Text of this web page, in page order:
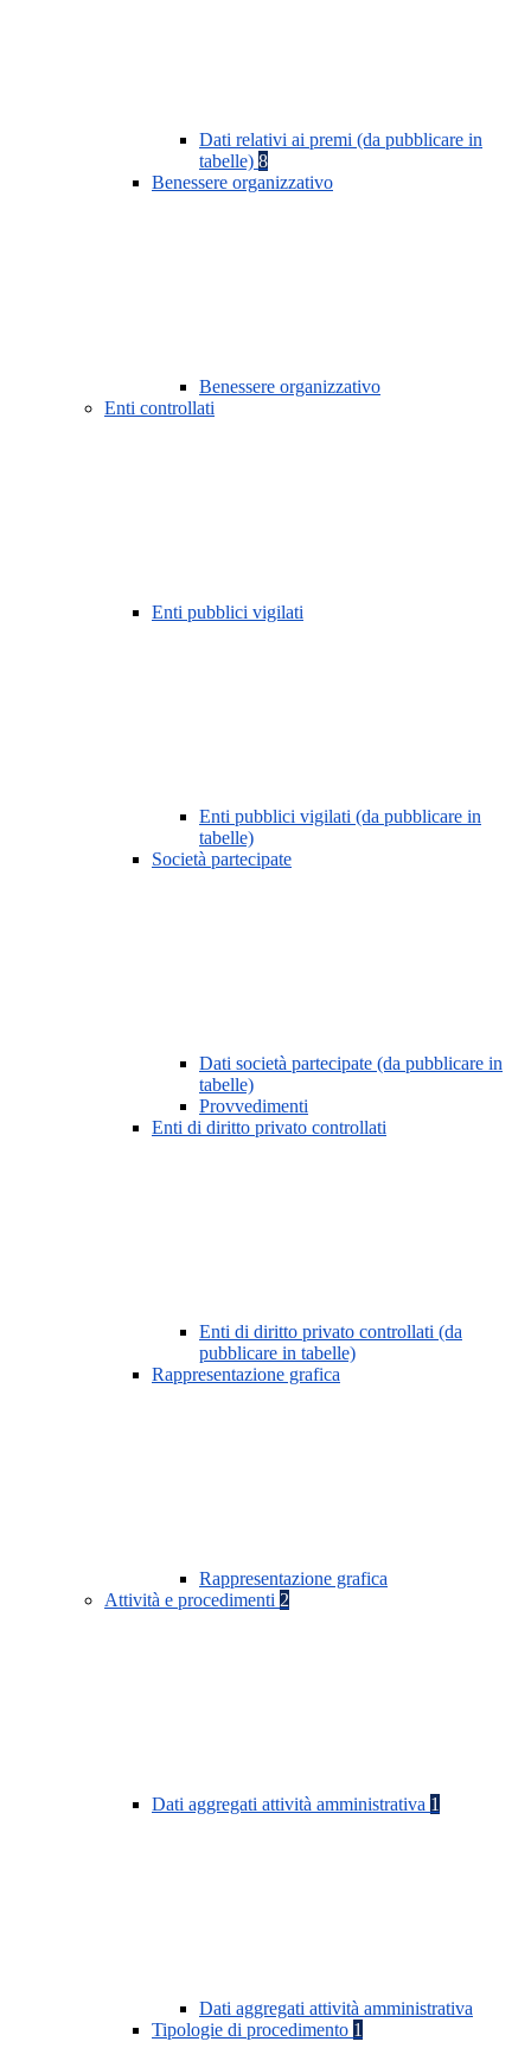
Dati relativi ai premi (da pubblicare in
tabelle) 8
Benessere organizzativo
Benessere organizzativo
Enti controllati
Enti pubblici vigilati
Enti pubblici vigilati (da pubblicare in
tabelle)
Società partecipate
Dati società partecipate (da pubblicare in
tabelle)
Provvedimenti
Enti di diritto privato controllati
Enti di diritto privato controllati (da
pubblicare in tabelle)
Rappresentazione grafica
Rappresentazione grafica
Attività e procedimenti 2
Dati aggregati attività amministrativa 1
Dati aggregati attività amministrativa
Tipologie di procedimento 1